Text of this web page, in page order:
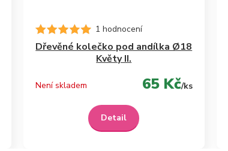
1 hodnocení
Dřevěné kolečko pod andílka Ø18
Květy II.
65 Kč/ks
Není skladem
Detail